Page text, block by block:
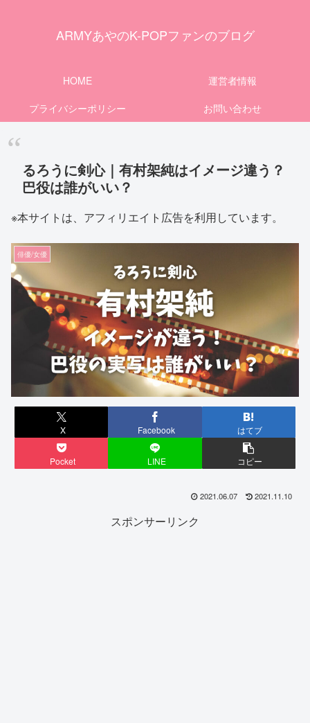
ARMYあやのK-POPファンのブログ
HOME
運営者情報
プライバシーポリシー
お問い合わせ
るろうに剣心｜有村架純はイメージ違う？
巴役は誰がいい？
※本サイトは、アフィリエイト広告を利用しています。
俳優/女優
X Facebook はてブ
Pocket LINE コピー
2021.06.07 2021.11.10
スポンサーリンク